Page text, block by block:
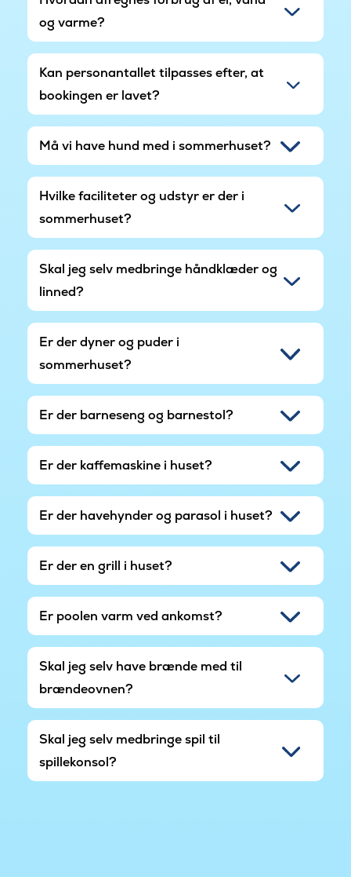
og varme?
Kan personantallet tilpasses efter, at
bookingen er lavet?
Må vi have hund med i sommerhuset?
Hvilke faciliteter og udstyr er der i
sommerhuset?
Skal jeg selv medbringe håndklæder og
linned?
Er der dyner og puder i
sommerhuset?
Er der barneseng og barnestol?
Er der kaffemaskine i huset?
Er der havehynder og parasol i huset?
Er der en grill i huset?
Er poolen varm ved ankomst?
Skal jeg selv have brænde med til
brændeovnen?
Skal jeg selv medbringe spil til
spillekonsol?